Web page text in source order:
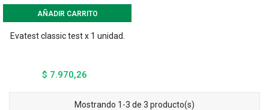
AÑADIR CARRITO
Evatest classic test x 1 unidad.
$ 7.970,26
Mostrando 1-3 de 3 producto(s)